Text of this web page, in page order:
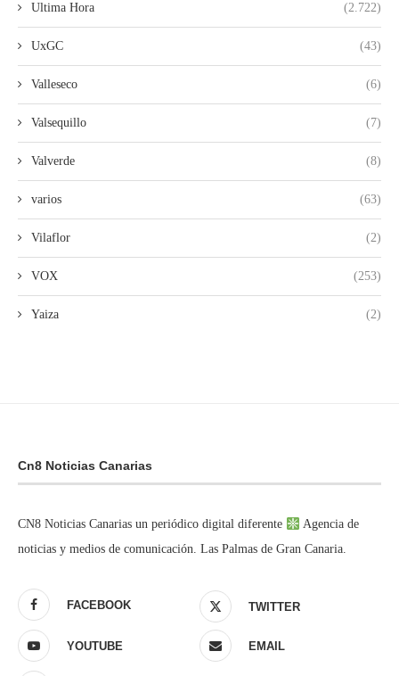
Ultima Hora (2.722)
UxGC (43)
Valleseco (6)
Valsequillo (7)
Valverde (8)
varios (63)
Vilaflor (2)
VOX (253)
Yaiza (2)
Cn8 Noticias Canarias
CN8 Noticias Canarias un periódico digital diferente
Agencia de
noticias y medios de comunicación. Las Palmas de Gran Canaria.
FACEBOOK TWITTER
YOUTUBE EMAIL